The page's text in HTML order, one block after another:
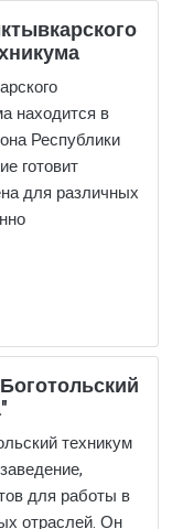
находится в
Республики
готовит
для различных
техникум
для работы в
отраслей. Он